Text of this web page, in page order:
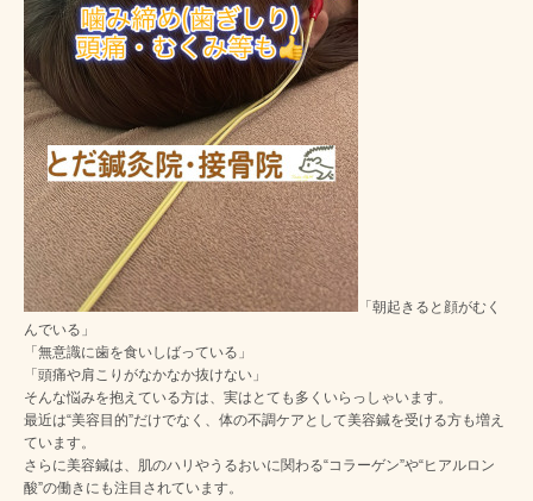
「朝起きると顔がむく
んでいる」
「無意識に歯を食いしばっている」
「頭痛や肩こりがなかなか抜けない」
そんな悩みを抱えている方は、実はとても多くいらっしゃいます。
最近は“美容目的”だけでなく、体の不調ケアとして美容鍼を受ける方も増え
ています。
さらに美容鍼は、肌のハリやうるおいに関わる“コラーゲン”や“ヒアルロン
酸”の働きにも注目されています。